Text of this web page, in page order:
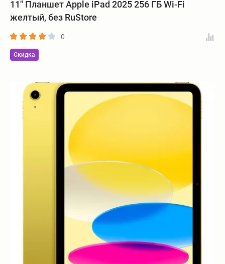
11" Планшет Apple iPad 2025 256 ГБ Wi-Fi
желтый, без RuStore
0
Скидка